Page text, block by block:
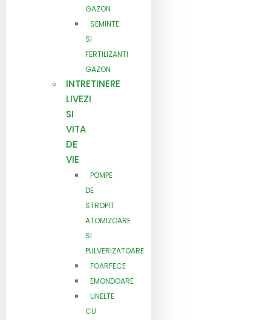
GAZON
SEMINTE
SI
FERTILIZANTI
GAZON
INTRETINERE
LIVEZI
SI
VITA
DE
VIE
POMPE
DE
STROPIT
ATOMIZOARE
SI
PULVERIZATOARE
FOARFECE
EMONDOARE
UNELTE
CU